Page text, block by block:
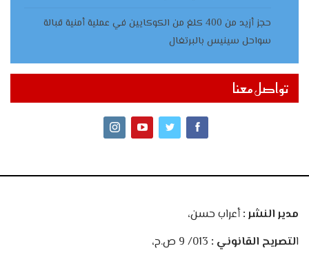
حجز أزيد من 400 كلغ من الكوكايين في عملية أمنية قبالة
سواحل سينيس بالبرتغال
تواصل معنا
مدير النشر :أعراب حسن،
التصريح القانوني :